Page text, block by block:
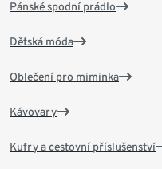
Pánské spodní prádlo
Dětská móda
Oblečení pro miminka
Kávovary
Kufry a cestovní příslušenství